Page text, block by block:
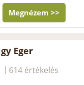
Megnézem >>
Eger
614 értékelés